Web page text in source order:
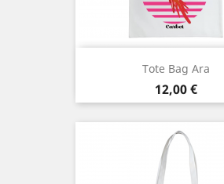
Tote Bag Ara
Prix
12,00 €